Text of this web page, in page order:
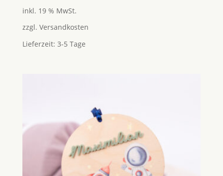
inkl. 19 % MwSt.
zzgl. Versandkosten
Lieferzeit: 3-5 Tage